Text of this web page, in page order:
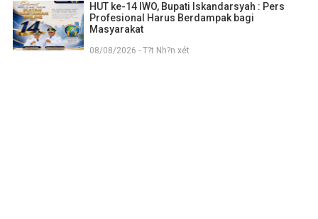
HUT ke-14 IWO, Bupati Iskandarsyah : Pers
Profesional Harus Berdampak bagi
Masyarakat
08/08/2026 - T?t Nh?n xét